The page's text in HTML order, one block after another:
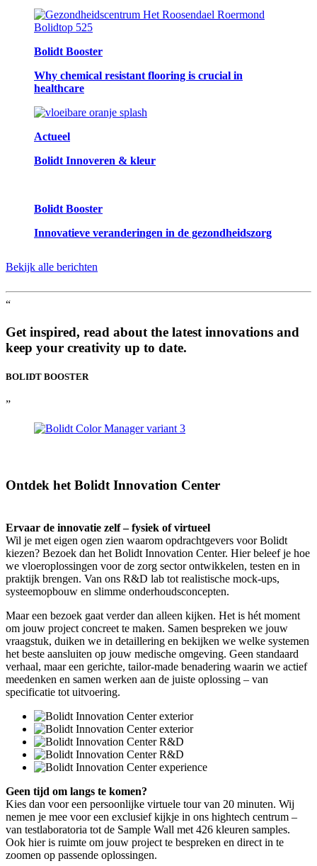
Bolidt Booster
Why chemical resistant flooring is crucial in
healthcare
Actueel
Bolidt Innoveren & kleur
Bolidt Booster
Innovatieve veranderingen in de gezondheidszorg
Bekijk alle berichten
“
Get inspired, read about the latest innovations and
keep your creativity up to date.
BOLIDT BOOSTER
”
Ontdek het Bolidt Innovation Center
Ervaar de innovatie zelf – fysiek of virtueel
Wil je met eigen ogen zien waarom opdrachtgevers voor Bolidt
kiezen? Bezoek dan het Bolidt Innovation Center. Hier beleef je hoe
we vloeroplossingen voor de zorg sector ontwikkelen, testen en in
praktijk brengen. Van ons R&D lab tot realistische mock-ups,
systeemopbouw en slimme onderhoudsconcepten.
Maar een bezoek gaat verder dan alleen kijken. Het is hét moment
om jouw project concreet te maken. Samen bespreken we jouw
vraagstuk, duiken we in detaillering en bekijken we welke systemen
het beste aansluiten op jouw medische omgeving. Geen standaard
verhaal, maar een gerichte, tailor-made benadering waarin we actief
meedenken en samen werken aan de juiste oplossing – van
specificatie tot uitvoering.
Geen tijd om langs te komen?
Kies dan voor een persoonlijke virtuele tour van 20 minuten. Wij
nemen je mee voor een exclusief kijkje in ons hightech centrum –
van testlaboratoria tot de Sample Wall met 426 kleuren samples.
Ook hier is ruimte om jouw project te bespreken en direct in te
zoomen op passende oplossingen.